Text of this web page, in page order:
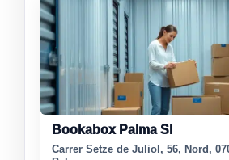
Bookabox Palma Sl
Carrer Setze de Juliol, 56, Nord,